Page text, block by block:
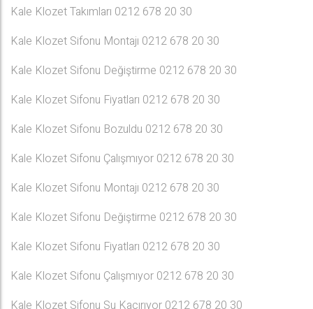
Kale Klozet Takımları 0212 678 20 30
Kale Klozet Sifonu Montajı 0212 678 20 30
Kale Klozet Sifonu Değiştirme 0212 678 20 30
Kale Klozet Sifonu Fiyatları 0212 678 20 30
Kale Klozet Sifonu Bozuldu 0212 678 20 30
Kale Klozet Sifonu Çalışmıyor 0212 678 20 30
Kale Klozet Sifonu Montajı 0212 678 20 30
Kale Klozet Sifonu Değiştirme 0212 678 20 30
Kale Klozet Sifonu Fiyatları 0212 678 20 30
Kale Klozet Sifonu Çalışmıyor 0212 678 20 30
Kale Klozet Sifonu Su Kaçırıyor 0212 678 20 30